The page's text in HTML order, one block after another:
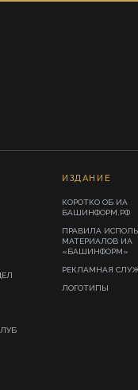
ИЗДАНИЕ
КОРОТКО ОБ ИА
БАШИНФОРМ.РФ
ПРАВИЛА
МАТЕРИАЛОВ ИА
«БАШИНФОРМ»
РЕКЛАМНАЯ
ЛОГОТИПЫ